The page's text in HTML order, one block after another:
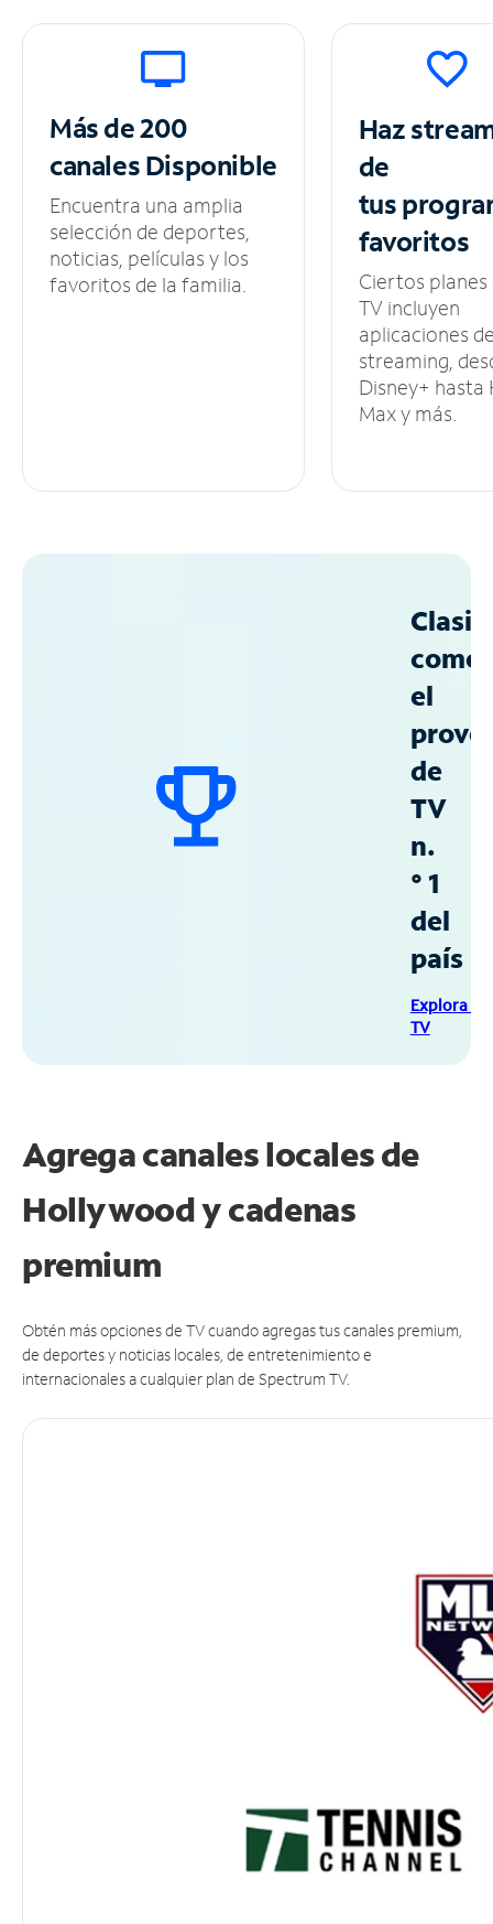
Más de 200
canalesDisponible
Encuentra una amplia
selección de deportes,
noticias, películas y los
favoritos de la familia.
Haz
de
tus
favoritos
Ciertos planes
TV incluyen
aplicaciones
streaming,
Disney+ hasta
Max y más.
como
el
de
TV
n.
° 1
del
país
Explora
TV
Agrega canales locales de
Hollywood y cadenas
premium
Obtén más opciones de TV cuando agregas tus canales premium,
de deportes y noticias locales, de entretenimiento e
internacionales a cualquier plan de Spectrum TV.